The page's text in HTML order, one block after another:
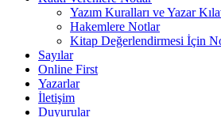
Yazım Kuralları ve Yazar
Hakemlere Notlar
Kitap Değerlendirmesi İçin
Sayılar
Online First
Yazarlar
İletişim
Duyurular